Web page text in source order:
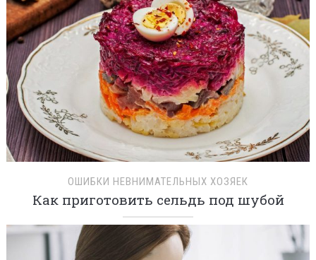
ОШИБКИ НЕВНИМАТЕЛЬНЫХ ХОЗЯЕК
Как приготовить сельдь под шубой